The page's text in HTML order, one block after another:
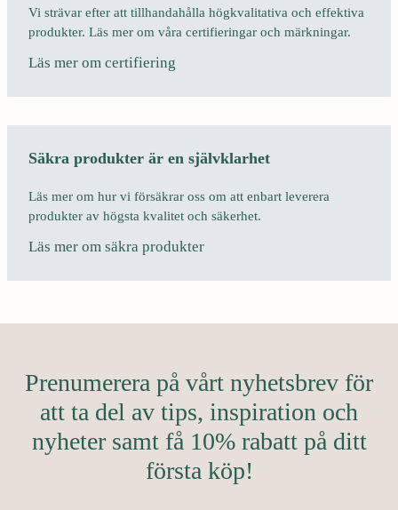
Vi strävar efter att tillhandahålla högkvalitativa och effektiva
produkter. Läs mer om våra certifieringar och märkningar.
Läs mer om certifiering
Säkra produkter är en självklarhet
Läs mer om hur vi försäkrar oss om att enbart leverera
produkter av högsta kvalitet och säkerhet.
Läs mer om säkra produkter
Prenumerera på vårt nyhetsbrev för
att ta del av tips, inspiration och
nyheter samt få 10% rabatt på ditt
första köp!